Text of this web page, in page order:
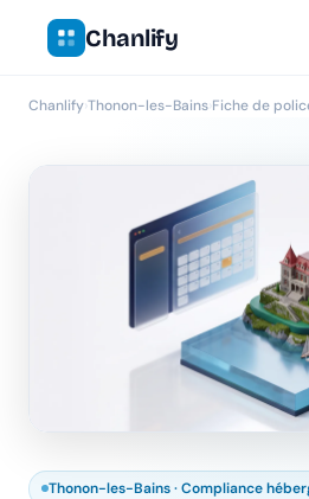
Chanlify
Chanlify›Thonon-les-Bains›Fiche de
Thonon-les-Bains · Compliance